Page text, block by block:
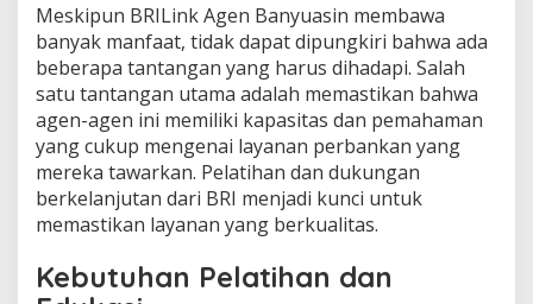
Meskipun BRILink Agen Banyuasin membawa
banyak manfaat, tidak dapat dipungkiri bahwa ada
beberapa tantangan yang harus dihadapi. Salah
satu tantangan utama adalah memastikan bahwa
agen-agen ini memiliki kapasitas dan pemahaman
yang cukup mengenai layanan perbankan yang
mereka tawarkan. Pelatihan dan dukungan
berkelanjutan dari BRI menjadi kunci untuk
memastikan layanan yang berkualitas.
Kebutuhan Pelatihan dan